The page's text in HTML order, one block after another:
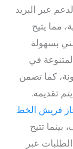
عبر البريد
مما يتيح
بسهولة
في
كما تضمن
تقديمه.
فريش الخط
بينما تتيح
عبر